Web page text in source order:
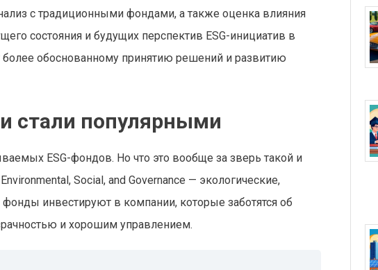
с традиционными фондами, а также оценка влияния
состояния и будущих перспектив ESG-инициатив в
более обоснованному принятию решений и развитию
стали популярными
ESG-фондов. Но что это вообще за зверь такой и
Social, and Governance — экологические,
инвестируют в компании, которые заботятся об
и хорошим управлением.